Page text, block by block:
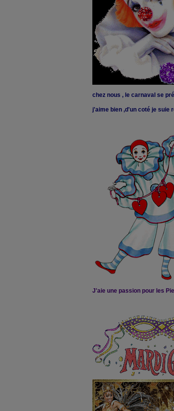
chez nous , le carnaval se
j'aime bien ,d'un coté je suie
J'aie une passion pour les